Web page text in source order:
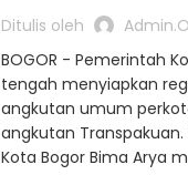
Ditulis oleh
BOGOR - Pemerintah
tengah menyiapkan
angkutan umum
angkutan
Kota Bogor Bima Arya